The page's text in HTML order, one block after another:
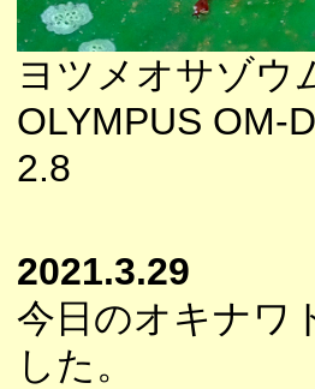
ヨツメオサゾウ
OLYMPUS OM-
2.8
2021.3.29
今日のオキナワ
した。